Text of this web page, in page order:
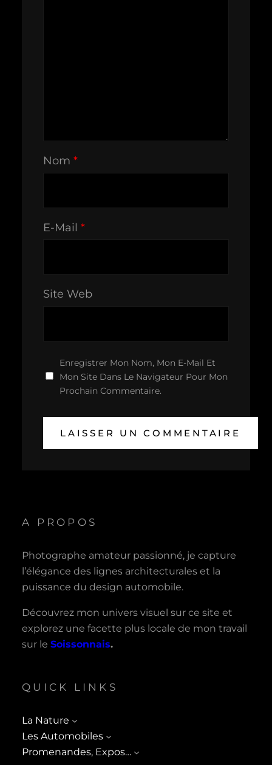
Nom *
E-Mail *
Site Web
Enregistrer Mon Nom, Mon E-Mail Et
Mon Site Dans Le Navigateur Pour Mon
Prochain Commentaire.
A PROPOS
Photographe amateur passionné, je capture
l’élégance des lignes architecturales et la
puissance du design automobile.
Découvrez mon univers visuel sur ce site et
explorez une facette plus locale de mon travail
sur le Soissonnais.
QUICK LINKS
La Nature
Les Automobiles
Promenandes, Expos…